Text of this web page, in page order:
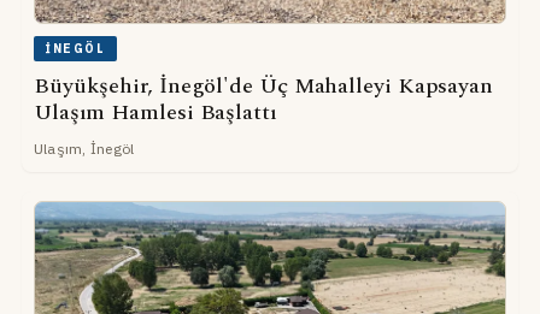
İNEGÖL
Büyükşehir, İnegöl'de Üç Mahalleyi Kapsayan
Ulaşım Hamlesi Başlattı
Ulaşım, İnegöl